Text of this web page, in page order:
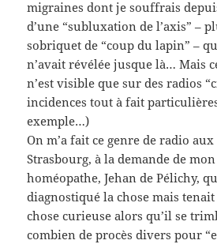
migraines dont je souffrais
d’une “subluxation de l’axis” –
sobriquet de “coup du lapin” –
n’avait révélée jusque là… Mais
n’est visible que sur des radios
incidences tout à fait
exemple…)
On m’a fait ce genre de radio
Strasbourg, à la demande de
homéopathe, Jehan de Pélichy,
diagnostiqué la chose mais tenait
chose curieuse alors qu’il se
combien de procès divers pour